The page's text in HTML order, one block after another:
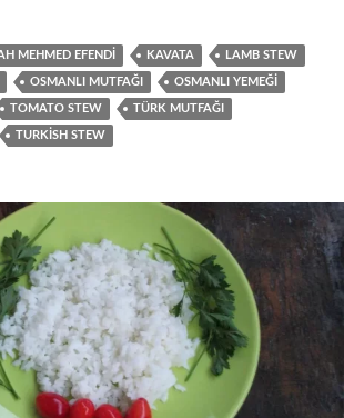
MEHMED EFENDI KAVATA LAMB STEW
OSMANLI MUTFAĞI OSMANLI YEMEĞI
TOMATO STEW TÜRK MUTFAĞI
TURKISH STEW